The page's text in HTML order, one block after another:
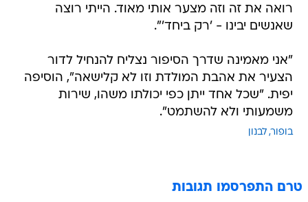
רואה את זה וזה מצער אותי מאוד. הייתי רוצה
שאנשים יבינו - 'רק ביחד'".
"אני מאמינה שדרך הסיפור נצליח להנחיל לדור
הצעיר את אהבת המולדת וזו לא קלישאה", הוסיפה
יפית. "שכל אחד ייתן כפי יכולתו משהו, שירות
משמעותי ולא להשתמט".
בופור לבנון
טרם התפרסמו תגובות